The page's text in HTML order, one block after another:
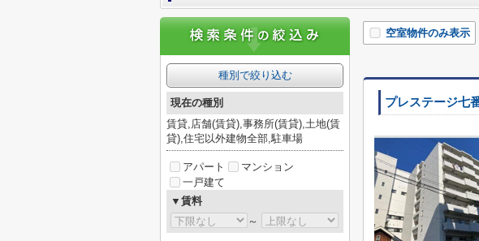
空室物件のみ表示
プレステージ七
種別で絞り込む
現在の種別
賃貸,店舗(賃貸),事務所(賃貸),土地(賃
貸),住宅以外建物全部,駐車場
アパート
マンション
一戸建て
▼賃料
～